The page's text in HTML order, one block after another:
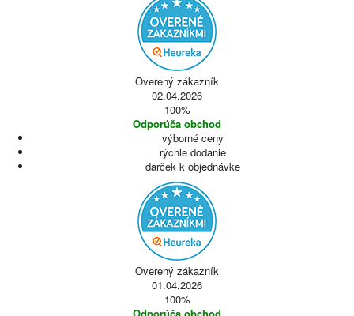
Overený zákazník
02.04.2026
100%
Odporúča obchod
výborné ceny
rýchle dodanie
darček k objednávke
Overený zákazník
01.04.2026
100%